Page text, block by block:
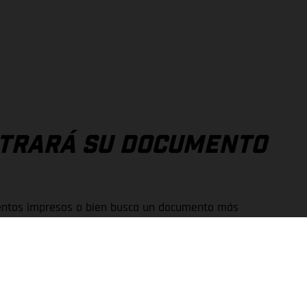
SU DOCUMENTO
impresos o bien busca un documento más